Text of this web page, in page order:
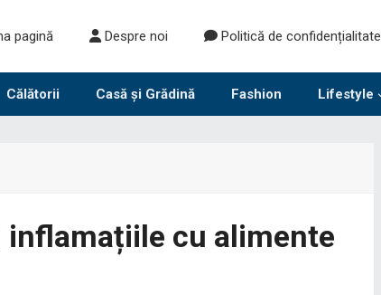
pagină Despre noi Politică de confidențialitate
Călătorii Casă și Grădină Fashion Lifestyle
inflamațiile cu alimente